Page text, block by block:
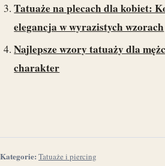
Tatuaże na plecach dla kobiet:
elegancja w wyrazistych wzorach
Najlepsze wzory tatuaży dla
charakter
Kategorie: Tatuaże i piercing